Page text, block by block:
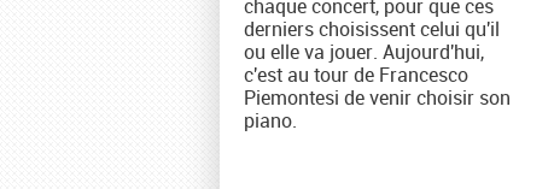
chaque concert, pour que ces
derniers choisissent celui qu'il
ou elle va jouer. Aujourd'hui,
c'est au tour de Francesco
Piemontesi de venir choisir son
piano.